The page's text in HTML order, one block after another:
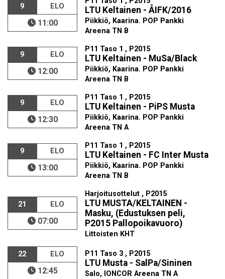
9 ELO
11:00
LTU Keltainen - ÅIFK/2016
Piikkiö, Kaarina. POP Pankki
Areena TN B
9 ELO
12:00
P11 Taso 1 , P2015
LTU Keltainen - MuSa/Black
Piikkiö, Kaarina. POP Pankki
Areena TN B
9 ELO
12:30
P11 Taso 1 , P2015
LTU Keltainen - PiPS Musta
Piikkiö, Kaarina. POP Pankki
Areena TN A
9 ELO
13:00
P11 Taso 1 , P2015
LTU Keltainen - FC Inter Musta
Piikkiö, Kaarina. POP Pankki
Areena TN B
21 ELO
07:00
Harjoitusottelut , P2015
LTU MUSTA/KELTAINEN -
Masku, (Edustuksen peli,
P2015 Pallopoikavuoro)
Littoisten KHT
22 ELO
12:45
P11 Taso 3 , P2015
LTU Musta - SalPa/Sininen
Salo, IONCOR Areena TN A